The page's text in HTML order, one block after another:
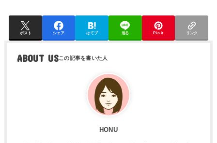
ポスト シェア はてブ 送る Pin it リンク
ABOUT US
HONU